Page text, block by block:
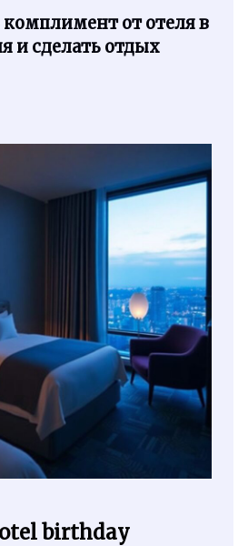
от отеля в
и сделать отдых
birthday